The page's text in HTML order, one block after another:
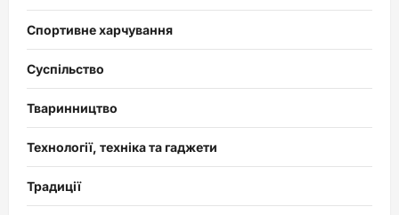
Спортивне харчування
Суспільство
Тваринництво
Технології, техніка та гаджети
Традиції